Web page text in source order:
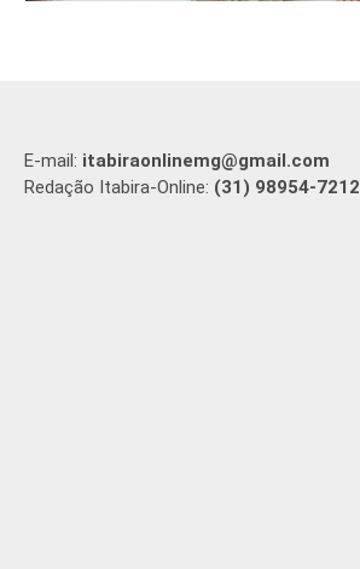
E-mail: itabiraonlinemg@gmail.com
Redação Itabira-Online: (31) 98954-7212